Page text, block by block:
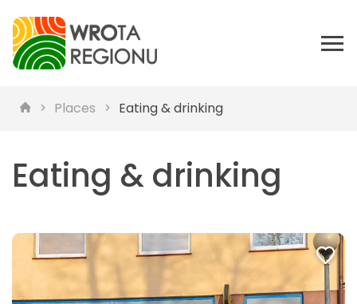
Places Eating & drinking
Eating & drinking